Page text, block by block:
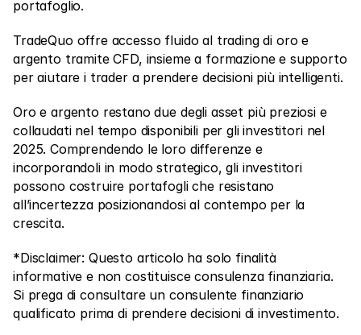
portafoglio.
TradeQuo offre accesso fluido al trading di oro e
argento tramite CFD, insieme a formazione e supporto
per aiutare i trader a prendere decisioni più intelligenti.
Oro e argento restano due degli asset più preziosi e
collaudati nel tempo disponibili per gli investitori nel
2025. Comprendendo le loro differenze e
incorporandoli in modo strategico, gli investitori
possono costruire portafogli che resistano
all’incertezza posizionandosi al contempo per la
crescita.
*Disclaimer: Questo articolo ha solo finalità
informative e non costituisce consulenza finanziaria.
Si prega di consultare un consulente finanziario
qualificato prima di prendere decisioni di investimento.